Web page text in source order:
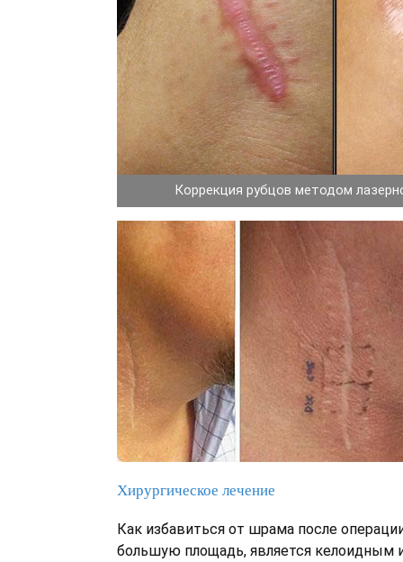
Коррекция рубцов методом
Хирургическое лечение
Как избавиться от шрама после
большую площадь, является келоидным